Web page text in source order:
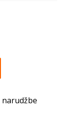
narudžbe